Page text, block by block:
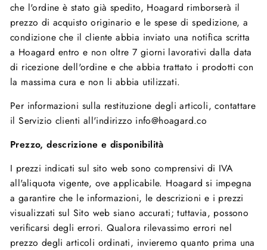
che l'ordine è stato già spedito, Hoagard rimborserà il
prezzo di acquisto originario e le spese di spedizione, a
condizione che il cliente abbia inviato una notifica scritta
a Hoagard entro e non oltre 7 giorni lavorativi dalla data
di ricezione dell'ordine e che abbia trattato i prodotti con
la massima cura e non li abbia utilizzati.
Per informazioni sulla restituzione degli articoli, contattare
il Servizio clienti all'indirizzo info@hoagard.co
Prezzo, descrizione e disponibilità
I prezzi indicati sul sito web sono comprensivi di IVA
all'aliquota vigente, ove applicabile. Hoagard si impegna
a garantire che le informazioni, le descrizioni e i prezzi
visualizzati sul Sito web siano accurati; tuttavia, possono
verificarsi degli errori. Qualora rilevassimo errori nel
prezzo degli articoli ordinati, invieremo quanto prima una